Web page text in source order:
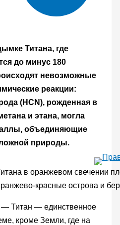
Титана, где
до минус 180
невозможные
реакции:
(HCN), рожденная в
и этана, могла
объединяющие
природы.
в оранжевом свечении
красные острова и
Титан — единственное
кроме Земли, где на